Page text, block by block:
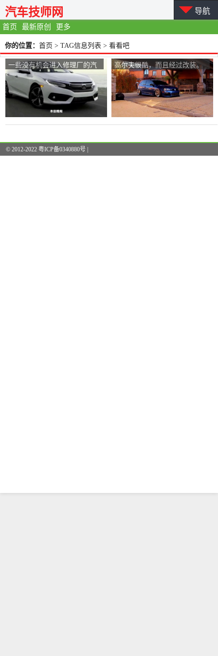
首页 最新原创 更多
汽车技师网 导航
你的位置： 首页 > TAG信息列表 > 看看吧
一些没有机会进入修理厂的汽
车。让我们看看
高尔夫很酷，而且经过改装。
让我们看看。
© 2012-2022 粤ICP备0340880号 |